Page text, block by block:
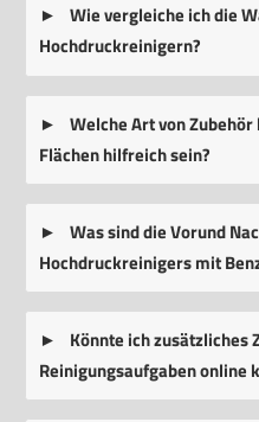
Wie vergleiche ich die
Hochdruckreinigern?
Welche Art von
Flächen hilfreich sein?
Was sind die Vorund
Hochdruckreinigers mit
Könnte ich zusätzliches
Reinigungsaufgaben online